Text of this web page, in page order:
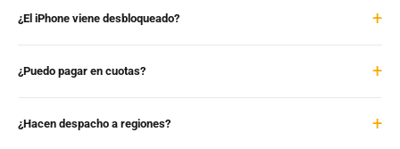
¿El iPhone viene desbloqueado?
¿Puedo pagar en cuotas?
¿Hacen despacho a regiones?